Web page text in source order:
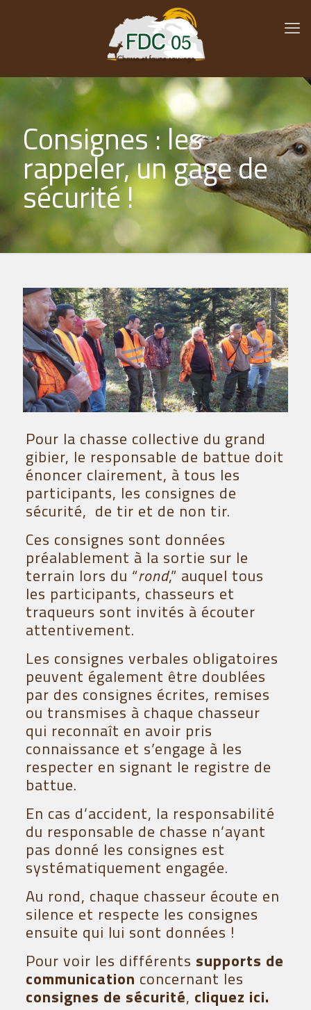
Consignes : les
rappeler, un gage de
sécurité !
Pour la chasse collective du grand
gibier, le responsable de battue doit
énoncer clairement, à tous les
participants, les consignes de
sécurité, de tir et de non tir.
Ces consignes sont données
préalablement à la sortie sur le
terrain lors du “rond,” auquel tous
les participants, chasseurs et
traqueurs sont invités à écouter
attentivement.
Les consignes verbales obligatoires
peuvent également être doublées
par des consignes écrites, remises
ou transmises à chaque chasseur
qui reconnaît en avoir pris
connaissance et s’engage à les
respecter en signant le registre de
battue.
En cas d’accident, la responsabilité
du responsable de chasse n’ayant
pas donné les consignes est
systématiquement engagée.
Au rond, chaque chasseur écoute en
silence et respecte les consignes
ensuite qui lui sont données !
Pour voir les différents supports de
communication concernant les
consignes de sécurité, cliquez ici.